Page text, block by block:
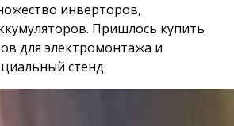
инверторов,
Пришлось купить
для электромонтажа и
стенд.